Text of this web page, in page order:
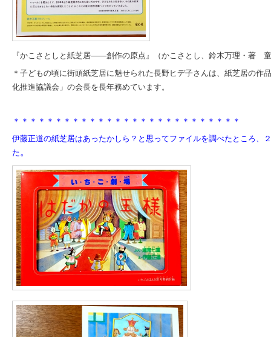
『かこさとしと紙芝居――創作の原点』（かこさとし、鈴木万理・著
＊子どもの頃に街頭紙芝居に魅せられた長野ヒデ子さんは、 紙芝居の作
化推進協議会」の会長を長年務めています。
＊＊＊＊＊＊＊＊＊＊＊＊＊＊＊＊＊＊＊＊＊＊＊＊＊＊＊
伊藤正道の紙芝居はあったかしら？と思ってファイルを調べたところ、
た。